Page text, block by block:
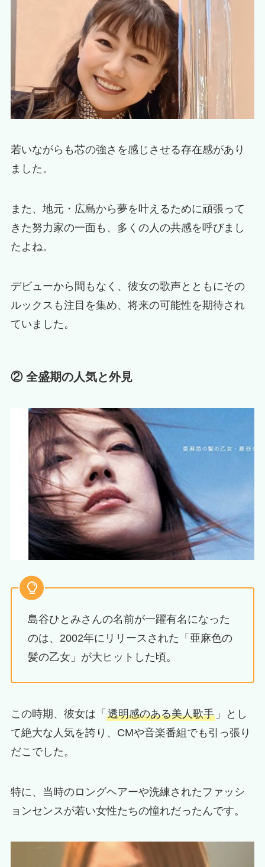
若いながらも芯の強さを感じさせる存在感があり
ました。
また、地元・広島から夢を叶えるために頑張って
きた努力家の一面も、多くの人の共感を呼びまし
たよね。
デビューから間もなく、彼女の歌声とともにその
ルックスも注目を集め、将来の可能性を期待され
ていました。
② 全盛期の人気と外見
島谷ひとみさんの名前が一躍有名になった
のは、2002年にリリースされた「亜麻色の
髪の乙女」が大ヒットした頃。
この時期、彼女は「 透明感のある美人歌手」とし
て絶大な人気を誇り、CMや音楽番組でも引っ張り
だこでした。
特に、当時のロングヘアーや洗練されたファッシ
ョンセンスが若い女性たちの憧れだったんです。